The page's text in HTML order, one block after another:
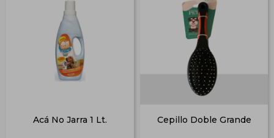
Acá No Jarra 1 Lt. Cepillo Doble Grande